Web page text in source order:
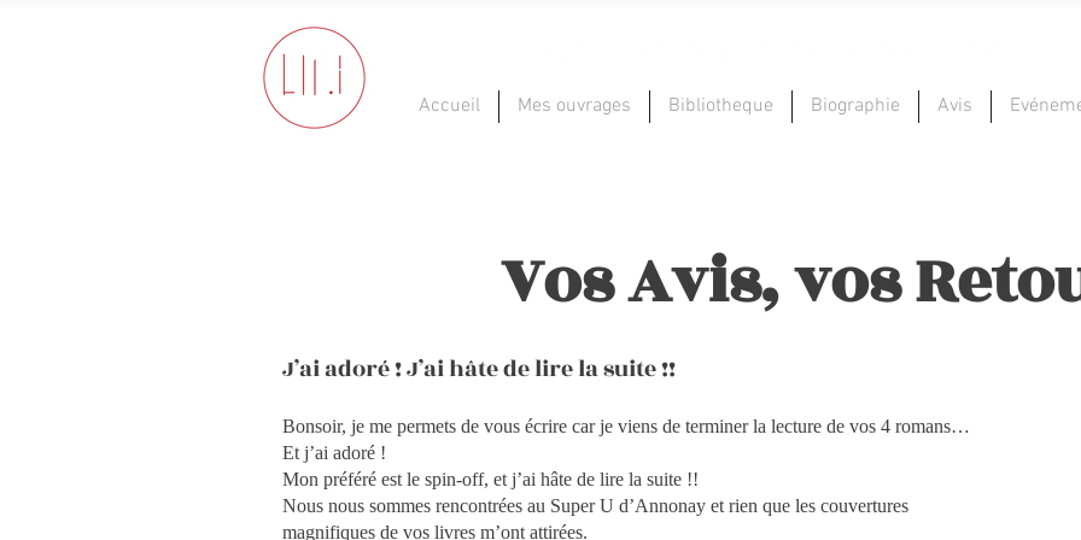
Accueil Mes ouvrages Bibliotheque Biographie Avis
Vos Avis, vos
J’ai adoré ! J’ai hâte de lire la suite !!
Bonsoir, je me permets de vous écrire car je viens de terminer la lecture de vos 4 romans…
Et j’ai adoré !
Mon préféré est le spin-off, et j’ai hâte de lire la suite !!
Nous nous sommes rencontrées au Super U d’Annonay et rien que les couvertures
magnifiques de vos livres m’ont attirées.